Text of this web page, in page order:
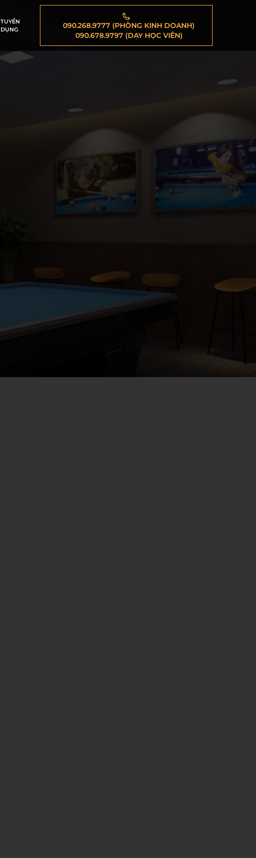
TUYỂN
DỤNG
090.268.9777 (PHÒNG KINH DOANH)
090.678.9797 (DẠY HỌC VIÊN)